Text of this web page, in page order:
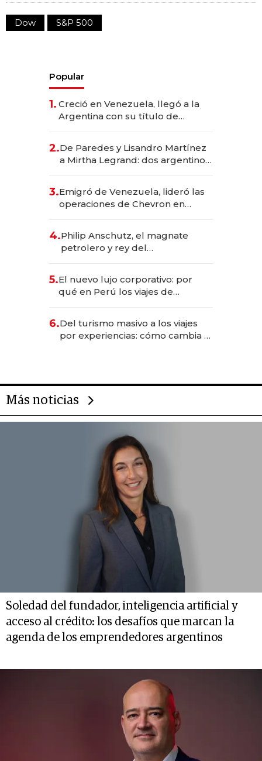
Dow S&P 500
Popular
1. Creció en Venezuela, llegó a la
Argentina con su título de
las marcas "fast premium"
2.De Paredes y Lisandro Martínez
a Mirtha Legrand: dos argentinos
3.Emigró de Venezuela, lideró las
operaciones de Chevron en
4.Philip Anschutz, el magnate
petrolero y rey del
Fénix
5.El nuevo lujo corporativo: por
qué en Perú los viajes de
transformadoras
6.Del turismo masivo a los viajes
por experiencias: cómo cambia el
Más noticias
Soledad del fundador, inteligencia artificial y
acceso al crédito: los desafíos que marcan la
agenda de los emprendedores argentinos